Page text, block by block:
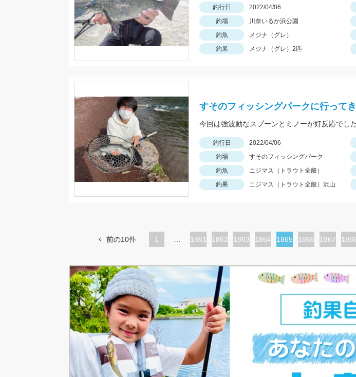
釣行日 2022/04/06
釣場
川奈いるか浜公園
釣魚
メジナ（グレ）
釣果
メジナ（グレ）2匹
すそのフィッシングパークに行って
今回は強波動なスプーンとミノーが好反応でし
釣行日 2022/04/06
釣場
すそのフィッシングパーク
釣魚
ニジマス（トラウト全般）
釣果
ニジマス（トラウト全般）沢山
前の10件 1
ペ
1861
ペ
ジ
1862
ペ
1863
ペ
1864
カ
ト
ジ
1865
ペ
1866
ペ
1867
ペ